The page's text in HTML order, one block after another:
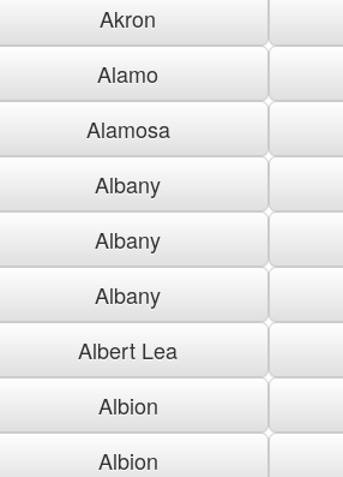
Akron
Alamo
Alamosa
Albany
Albany
Albany
Albert Lea
Albion
Albion